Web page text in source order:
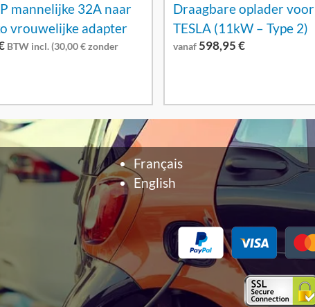
mannelijke 32A naar
vrouwelijke adapter
BTW incl. (30,00€zonder
Draagbare oplader voor
TESLA (11kW – Type 2)
vanaf 598,95€
Français
English